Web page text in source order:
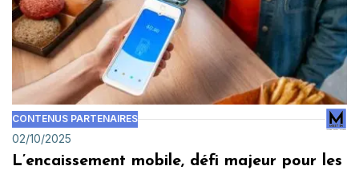
CONTENUS PARTENAIRES
02/10/2025
L’encaissement mobile, défi majeur pour les